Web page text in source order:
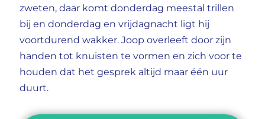
zweten, daar komt donderdag meestal trillen
bij en donderdag en vrijdagnacht ligt hij
voortdurend wakker. Joop overleeft door zijn
handen tot knuisten te vormen en zich voor te
houden dat het gesprek altijd maar één uur
duurt.